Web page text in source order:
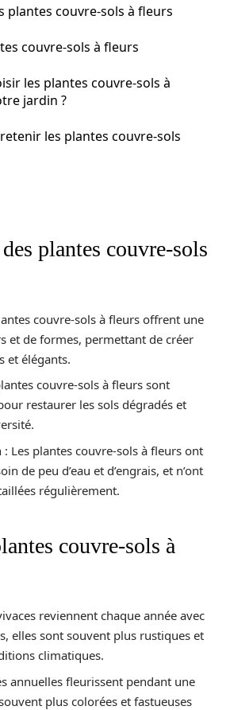
plantes couvre-sols à fleurs
couvre-sols à fleurs
les plantes couvre-sols à
jardin ?
les plantes couvre-sols
plantes couvre-sols
couvre-sols à fleurs offrent une
et de formes, permettant de créer
et élégants.
couvre-sols à fleurs sont
restaurer les sols dégradés et
: Les plantes couvre-sols à fleurs ont
de peu d’eau et d’engrais, et n’ont
régulièrement.
couvre-sols à
reviennent chaque année avec
elles sont souvent plus rustiques et
climatiques.
annuelles fleurissent pendant une
plus colorées et fastueuses